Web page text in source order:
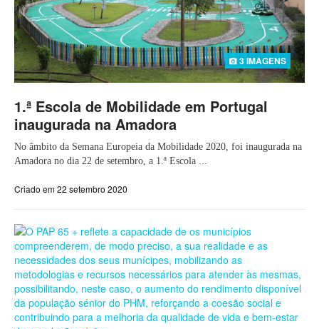
3 IMAGENS
1.ª Escola de Mobilidade em Portugal
inaugurada na Amadora
No âmbito da Semana Europeia da Mobilidade 2020, foi inaugurada na
Amadora no dia 22 de setembro, a 1.ª Escola ...
Criado em 22 setembro 2020